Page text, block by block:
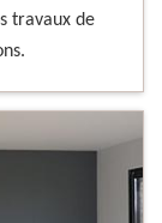
travaux de